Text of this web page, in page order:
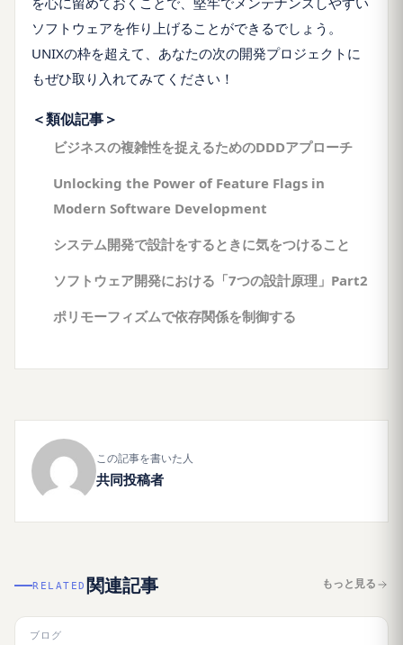
ソフトウェアを作り上げることができるでしょう。
UNIXの枠を超えて、あなたの次の開発プロジェクトに
もぜひ取り入れてみてください！
＜類似記事＞
ビジネスの複雑性を捉えるためのDDDアプローチ
Unlocking the Power of Feature Flags in
Modern Software Development
システム開発で設計をするときに気をつけること
ソフトウェア開発における「7つの設計原理」Part2
ポリモーフィズムで依存関係を制御する
この記事を書いた人
共同投稿者
RELATED 関連記事 もっと見る
ブログ